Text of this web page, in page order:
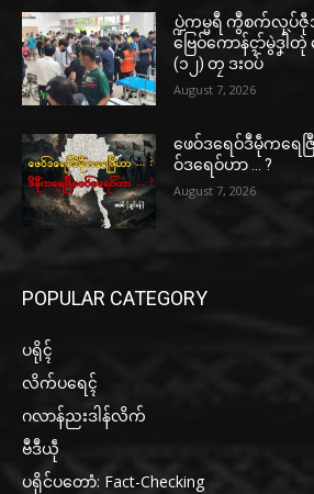
ပ္ဍဲကမ္မရဳ ကွဳစက်လုပ်ဇီု
ဗြေဝ်ကောန်ၚာ်မွဲဒၞ
(၁၂) တၠ ဒးဝပ်
August 7, 2026
ဖေဝ်ဒရေဝ်ဒဳမဵုကရေဇ
ဝ်ဒရေဝ်ဟာ … ?
August 7, 2026
POPULAR CATEGORY
ပရိုၚ်
လိက်ပရေၚ်
ဂလာန်ညးဒါန်လိက်
ဗဳဒဳယဵု
ပရိုင်ပတောံ: Fact-Checking